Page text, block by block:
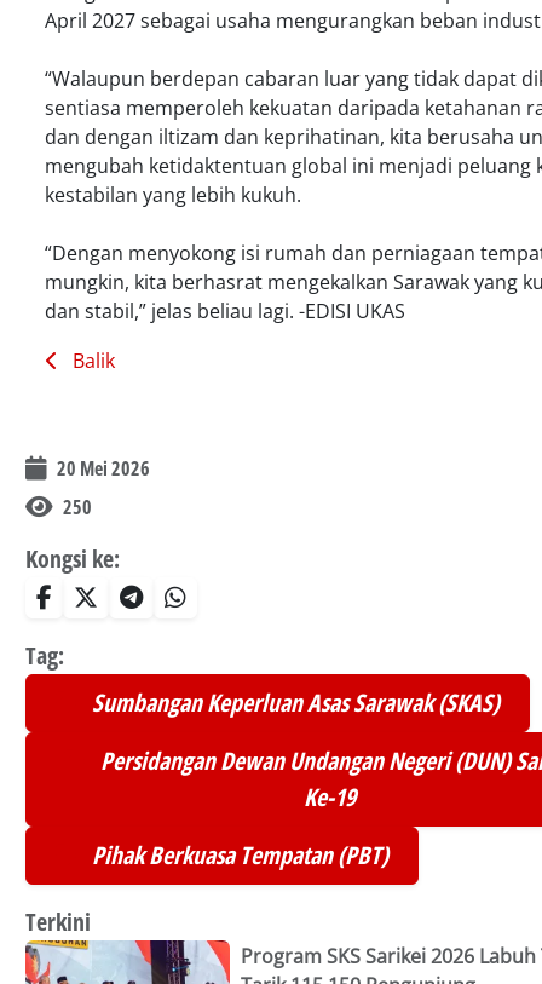
April 2027 sebagai usaha mengurangkan beban
“Walaupun berdepan cabaran luar yang tidak dapat
sentiasa memperoleh kekuatan daripada ketahanan
dan dengan iltizam dan keprihatinan, kita berusaha
mengubah ketidaktentuan global ini menjadi peluang
kestabilan yang lebih kukuh.
“Dengan menyokong isi rumah dan perniagaan
mungkin, kita berhasrat mengekalkan Sarawak yang
dan stabil,” jelas beliau lagi. -EDISI UKAS
Balik
20 Mei 2026
250
Kongsi ke:
Tag:
Sumbangan Keperluan Asas Sarawak (SKAS)
Persidangan Dewan Undangan Negeri (DUN)
Ke-19
Pihak Berkuasa Tempatan (PBT)
Terkini
Program SKS Sarikei 2026 Labuh